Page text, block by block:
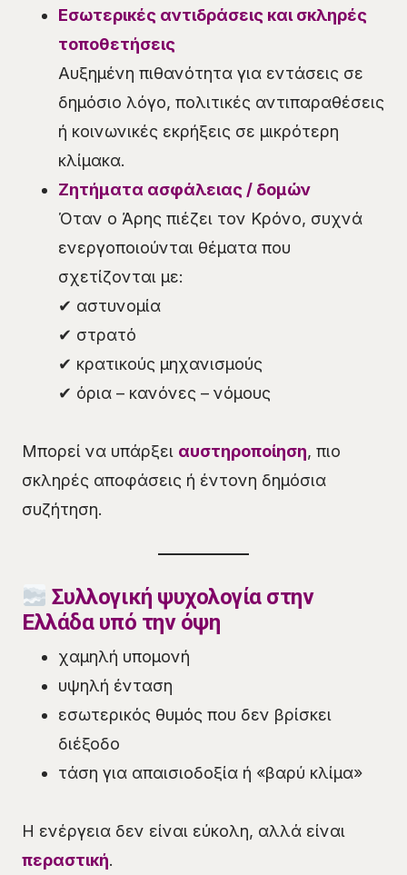
Εσωτερικές αντιδράσεις και σκληρές
τοποθετήσεις
Αυξημένη πιθανότητα για εντάσεις σε
δημόσιο λόγο, πολιτικές αντιπαραθέσεις
ή κοινωνικές εκρήξεις σε μικρότερη
κλίμακα.
Ζητήματα ασφάλειας / δομών
Όταν ο Άρης πιέζει τον Κρόνο, συχνά
ενεργοποιούνται θέματα που
σχετίζονται με:
✔ αστυνομία
✔ στρατό
✔ κρατικούς μηχανισμούς
✔ όρια – κανόνες – νόμους
Μπορεί να υπάρξει αυστηροποίηση, πιο
σκληρές αποφάσεις ή έντονη δημόσια
συζήτηση.
Συλλογική ψυχολογία στην
Ελλάδα υπό την όψη
χαμηλή υπομονή
υψηλή ένταση
εσωτερικός θυμός που δεν βρίσκει
διέξοδο
τάση για απαισιοδοξία ή «βαρύ κλίμα»
Η ενέργεια δεν είναι εύκολη, αλλά είναι
περαστική.